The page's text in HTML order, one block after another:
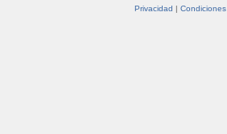
Privacidad | Condiciones